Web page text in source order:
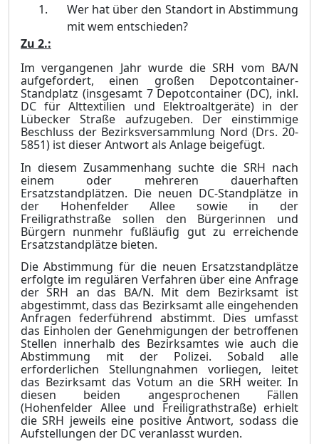
Wer hat über den Standort in Abstimmung
mit wem entschieden?
Zu 2.:
Im vergangenen Jahr wurde die SRH vom BA/N
aufgefordert, einen großen Depotcontainer-
Standplatz (insgesamt 7 Depotcontainer (DC), inkl.
DC für Alttextilien und Elektroaltgeräte) in der
Lübecker Straße aufzugeben. Der einstimmige
Beschluss der Bezirksversammlung Nord (Drs. 20-
5851) ist dieser Antwort als Anlage beigefügt.
In diesem Zusammenhang suchte die SRH nach
einem oder mehreren dauerhaften
Ersatzstandplätzen. Die neuen DC-Standplätze in
der Hohenfelder Allee sowie in der
Freiligrathstraße sollen den Bürgerinnen und
Bürgern nunmehr fußläufig gut zu erreichende
Ersatzstandplätze bieten.
Die Abstimmung für die neuen Ersatzstandplätze
erfolgte im regulären Verfahren über eine Anfrage
der SRH an das BA/N. Mit dem Bezirksamt ist
abgestimmt, dass das Bezirksamt alle eingehenden
Anfragen federführend abstimmt. Dies umfasst
das Einholen der Genehmigungen der betroffenen
Stellen innerhalb des Bezirksamtes wie auch die
Abstimmung mit der Polizei. Sobald alle
erforderlichen Stellungnahmen vorliegen, leitet
das Bezirksamt das Votum an die SRH weiter. In
diesen beiden angesprochenen Fällen
(Hohenfelder Allee und Freiligrathstraße) erhielt
die SRH jeweils eine positive Antwort, sodass die
Aufstellungen der DC veranlasst wurden.